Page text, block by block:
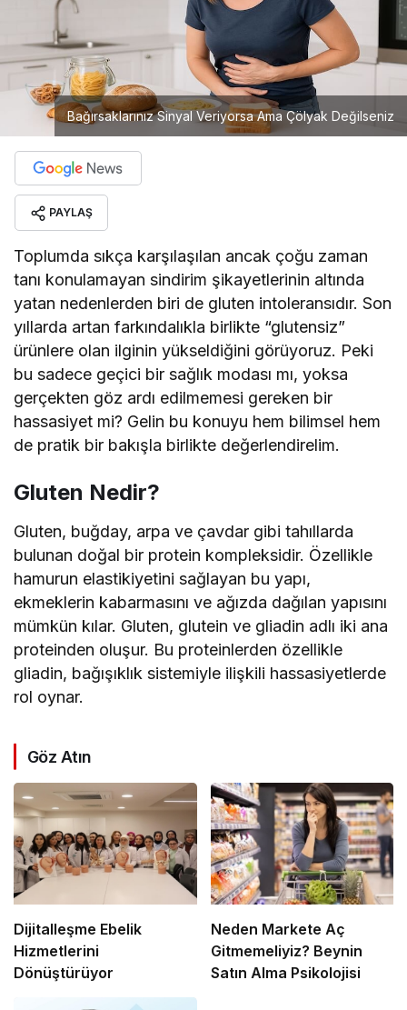
Bağırsaklarınız Sinyal Veriyorsa Ama Çölyak Değilseniz
PAYLAŞ
Toplumda sıkça karşılaşılan ancak çoğu zaman
tanı konulamayan sindirim şikayetlerinin altında
yatan nedenlerden biri de gluten intoleransıdır. Son
yıllarda artan farkındalıkla birlikte “glutensiz”
ürünlere olan ilginin yükseldiğini görüyoruz. Peki
bu sadece geçici bir sağlık modası mı, yoksa
gerçekten göz ardı edilmemesi gereken bir
hassasiyet mi? Gelin bu konuyu hem bilimsel hem
de pratik bir bakışla birlikte değerlendirelim.
Gluten Nedir?
Gluten, buğday, arpa ve çavdar gibi tahıllarda
bulunan doğal bir protein kompleksidir. Özellikle
hamurun elastikiyetini sağlayan bu yapı,
ekmeklerin kabarmasını ve ağızda dağılan yapısını
mümkün kılar. Gluten, glutein ve gliadin adlı iki ana
proteinden oluşur. Bu proteinlerden özellikle
gliadin, bağışıklık sistemiyle ilişkili hassasiyetlerde
rol oynar.
Göz Atın
Dijitalleşme Ebelik
Hizmetlerini
Dönüştürüyor
Neden Markete Aç
Gitmemeliyiz? Beynin
Satın Alma Psikolojisi